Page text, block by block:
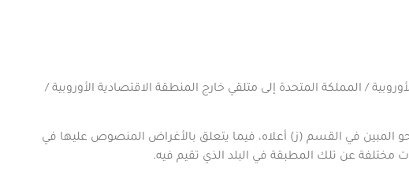
/ المملكة المتحدة إلى متلقي خارج المنطقة الاقتصادية الأوروبية /
المبين في القسم (ز) أعلاه، فيما يتعلق بالأغراض المنصوص عليها في
مختلفة عن تلك المطبقة في البلد الذي تقيم فيه.